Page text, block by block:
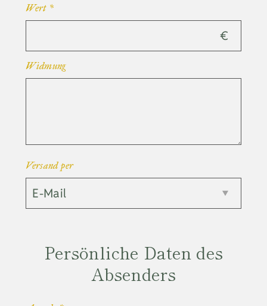
Wert*
€
Widmung
Versand per
Persönliche Daten des
Absenders